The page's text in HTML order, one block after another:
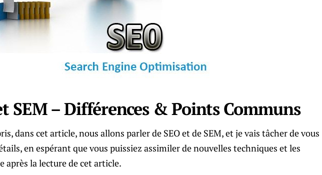
SEM – Différences & Points Communs
dans cet article, nous allons parler de SEO et de SEM, et je vais tâcher de vous
en espérant que vous puissiez assimiler de nouvelles techniques et les
après la lecture de cet article.